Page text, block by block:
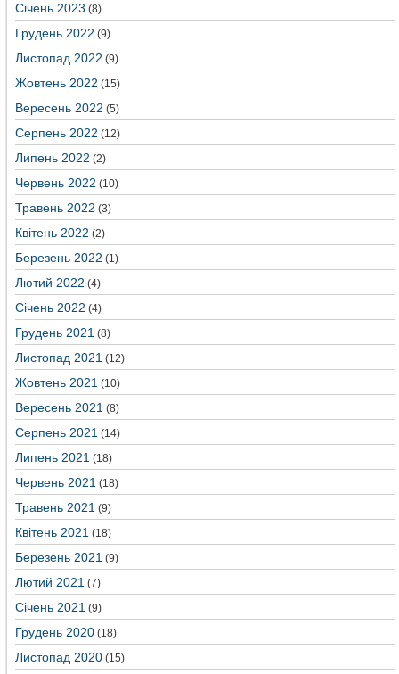
Січень 2023 (8)
Грудень 2022 (9)
Листопад 2022 (9)
Жовтень 2022 (15)
Вересень 2022 (5)
Серпень 2022 (12)
Липень 2022 (2)
Червень 2022 (10)
Травень 2022 (3)
Квітень 2022 (2)
Березень 2022 (1)
Лютий 2022 (4)
Січень 2022 (4)
Грудень 2021 (8)
Листопад 2021 (12)
Жовтень 2021 (10)
Вересень 2021 (8)
Серпень 2021 (14)
Липень 2021 (18)
Червень 2021 (18)
Травень 2021 (9)
Квітень 2021 (18)
Березень 2021 (9)
Лютий 2021 (7)
Січень 2021 (9)
Грудень 2020 (18)
Листопад 2020 (15)